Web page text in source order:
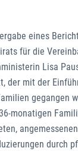
eines
für die
Lisa
der mit der
gegangen
monatigen
durch